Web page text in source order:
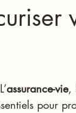
assurance-vie,
pour